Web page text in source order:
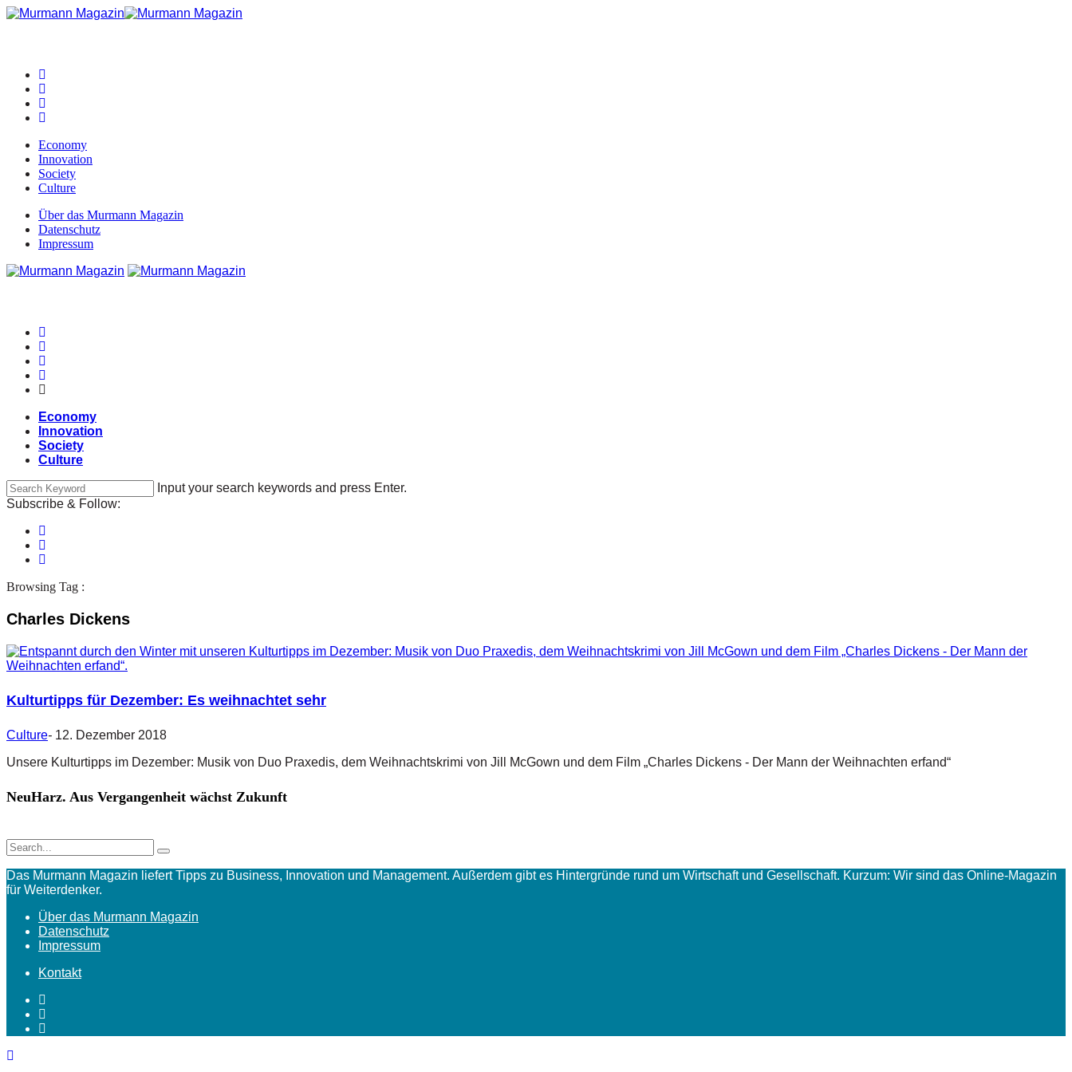
Economy
Innovation
Society
Culture
Über das Murmann Magazin
Datenschutz
Impressum
Economy
Innovation
Society
Culture
Input your search keywords and press Enter.
Subscribe & Follow:
Browsing Tag :
Charles Dickens
Kulturtipps für Dezember: Es weihnachtet sehr
Culture- 12. Dezember 2018
Unsere Kulturtipps im Dezember: Musik von Duo Praxedis, dem Weihnachtskrimi von Jill McGown und dem Film „Charles Dickens - Der Mann der Weihnachten erfand“
NeuHarz. Aus Vergangenheit wächst Zukunft
Das Murmann Magazin liefert Tipps zu Business, Innovation und Management. Außerdem gibt es Hintergründe rund um Wirtschaft und Gesellschaft. Kurzum: Wir sind das Online-Magazin
für Weiterdenker.
Über das Murmann Magazin
Datenschutz
Impressum
Kontakt